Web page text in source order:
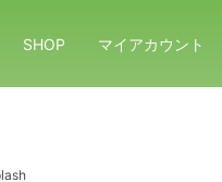
SHOP マイアカウント